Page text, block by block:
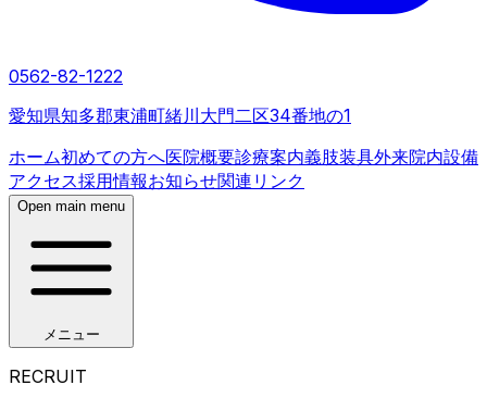
0562-82-1222
愛知県知多郡東浦町緒川大門二区34番地の1
ホーム初めての方へ医院概要診療案内義肢装具外来院内設備
アクセス採用情報お知らせ関連リンク
Open main menu
メニュー
RECRUIT